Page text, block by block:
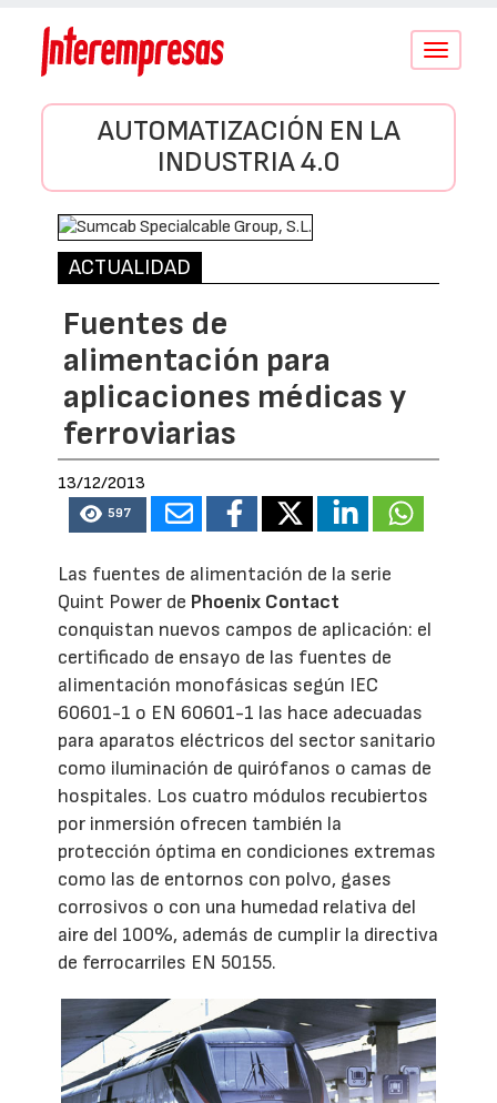
Conmutar
AUTOMATIZACIÓN EN LA
INDUSTRIA 4.0
ACTUALIDAD
Fuentes de
alimentación para
aplicaciones médicas y
ferroviarias
13/12/2013
597
Las fuentes de alimentación de la serie
Quint Power de Phoenix Contact
conquistan nuevos campos de aplicación: el
certificado de ensayo de las fuentes de
alimentación monofásicas según IEC
60601-1 o EN 60601-1 las hace adecuadas
para aparatos eléctricos del sector sanitario
como iluminación de quirófanos o camas de
hospitales. Los cuatro módulos recubiertos
por inmersión ofrecen también la
protección óptima en condiciones extremas
como las de entornos con polvo, gases
corrosivos o con una humedad relativa del
aire del 100%, además de cumplir la directiva
de ferrocarriles EN 50155.